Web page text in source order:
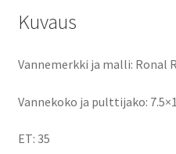
Kuvaus
Vannemerkki ja malli: Ronal
Vannekoko ja pulttijako:
ET: 35